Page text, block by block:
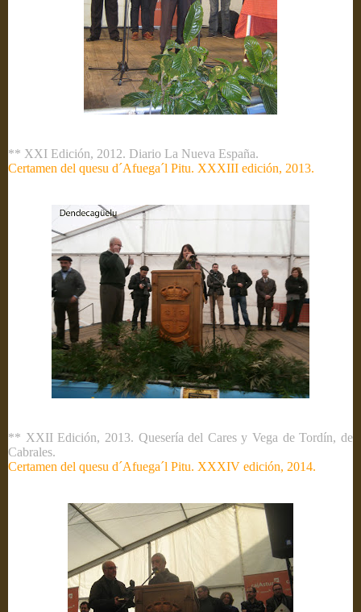
** XXI Edición, 2012. Diario La Nueva España.
Certamen del quesu d´Afuega´l Pitu. XXXIII edición, 2013.
** XXII Edición, 2013. Quesería del Cares y Vega de Tordín, de
Cabrales.
Certamen del quesu d´Afuega´l Pitu. XXXIV edición, 2014.